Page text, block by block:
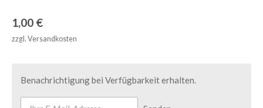
1,00 €
zzgl. Versandkosten
Benachrichtigung bei Verfügbarkeit erhalten.